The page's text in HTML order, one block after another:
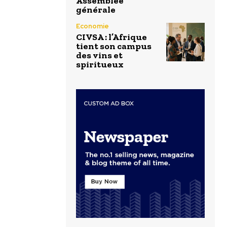
générale
Economie
CIVSA : l’Afrique
tient son campus
des vins et
spiritueux